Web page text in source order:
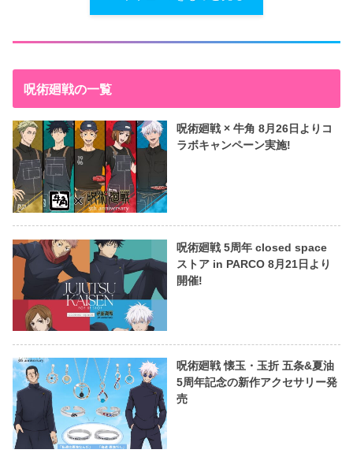
呪術廻戦の一覧
呪術廻戦 × 牛角 8月26日よりコ
ラボキャンペーン実施!
呪術廻戦 5周年 closed space
ストア in PARCO 8月21日より
開催!
呪術廻戦 懐玉・玉折 五条&夏油
5周年記念の新作アクセサリー発
売